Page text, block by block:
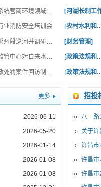
许昌市水利局开展全市水利系统营商环境领域涉企行政处罚案卷评查工作 [河湖长制工
业消防安全培训会 [农村水
张庆一到南水北调中线工程禹州段巡河并调研防汛备汛工作 [财务管理]
许昌市水利局组织市供排水监管中心对自来水厂开展行政执法监督抽查 [政策法
许昌市水利局关于印发水行政处罚案件回访制度的通知 [政策法
更多
2026-06-11
2026-05-20
2026-01-14
2026-01-08
2026-01-08
招投